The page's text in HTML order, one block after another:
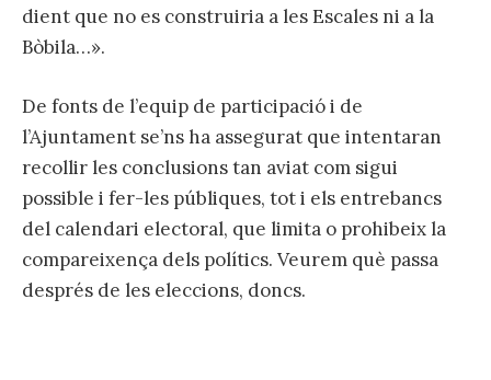
dient que no es construiria a les Escales ni a la
Bòbila…».
De fonts de l’equip de participació i de
l’Ajuntament se’ns ha assegurat que intentaran
recollir les conclusions tan aviat com sigui
possible i fer-les públiques, tot i els entrebancs
del calendari electoral, que limita o prohibeix la
compareixença dels polítics. Veurem què passa
després de les eleccions, doncs.